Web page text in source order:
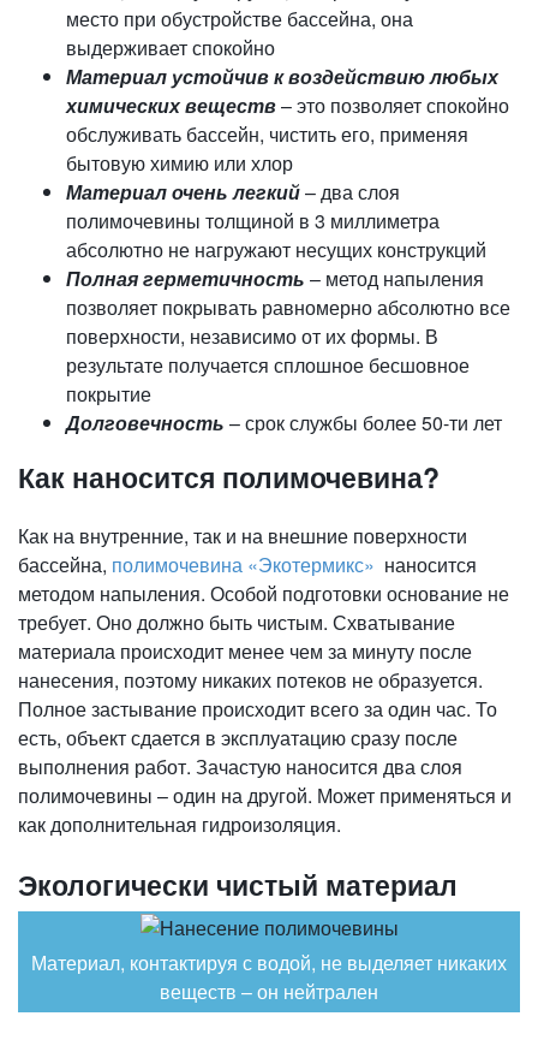
место при обустройстве бассейна, она
выдерживает спокойно
Материал устойчив к воздействию любых
химических веществ– это позволяет спокойно
обслуживать бассейн, чистить его, применяя
бытовую химию или хлор
Материал очень легкий– два слоя
полимочевины толщиной в 3 миллиметра
абсолютно не нагружают несущих конструкций
Полная герметичность – метод напыления
позволяет покрывать равномерно абсолютно все
поверхности, независимо от их формы. В
результате получается сплошное бесшовное
покрытие
Долговечность – срок службы более 50-ти лет
Как наносится полимочевина?
Как на внутренние, так и на внешние поверхности
бассейна, полимочевина «Экотермикс» наносится
методом напыления. Особой подготовки основание не
требует. Оно должно быть чистым. Схватывание
материала происходит менее чем за минуту после
нанесения, поэтому никаких потеков не образуется.
Полное застывание происходит всего за один час. То
есть, объект сдается в эксплуатацию сразу после
выполнения работ. Зачастую наносится два слоя
полимочевины – один на другой. Может применяться и
как дополнительная гидроизоляция.
Экологически чистый материал
Материал, контактируя с водой, не выделяет никаких
веществ – он нейтрален